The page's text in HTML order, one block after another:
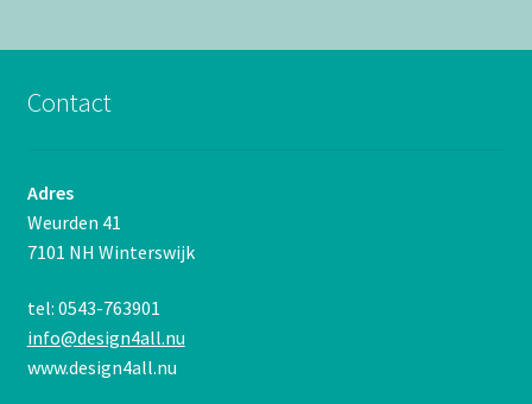
Contact
Adres
Weurden 41
7101 NH Winterswijk
tel: 0543-763901
info@design4all.nu
www.design4all.nu